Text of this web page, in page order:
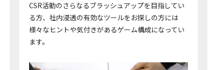
CSR活動のさらなるブラッシュアップを目指してい
る方、社内浸透の有効なツールをお探しの方には
様々なヒントや気付きがあるゲーム構成になってい
ます。